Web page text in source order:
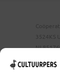
3524KS